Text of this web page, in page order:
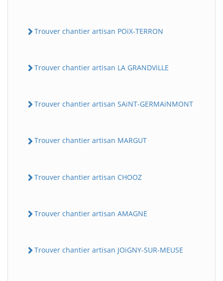
Trouver chantier artisan POiX-TERRON
Trouver chantier artisan LA GRANDViLLE
Trouver chantier artisan SAiNT-GERMAiNMONT
Trouver chantier artisan MARGUT
Trouver chantier artisan CHOOZ
Trouver chantier artisan AMAGNE
Trouver chantier artisan JOiGNY-SUR-MEUSE